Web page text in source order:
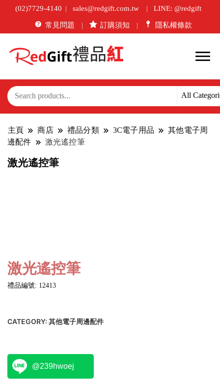
(02)7729-4140 sales@redgift.com.tw LINE: @redgift
常見問題 訂購須知 隱私權條款
主頁 商店 禮品分類 3C電子用品
其他電子周
邊配件
激光遙控筆
激光遙控筆
激光遙控筆
禮品編號: 12413
CATEGORY: 其他電子周邊配件
@239hwoej